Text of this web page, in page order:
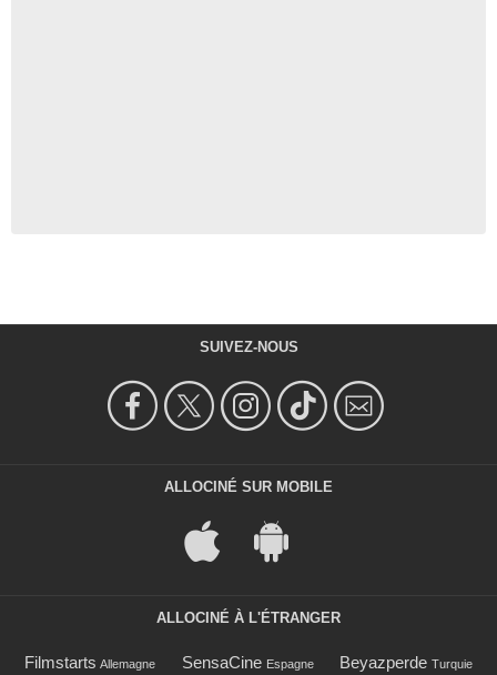
SUIVEZ-NOUS
ALLOCINÉ SUR MOBILE
ALLOCINÉ À L'ÉTRANGER
Filmstarts Allemagne SensaCine Espagne Beyazperde Turquie